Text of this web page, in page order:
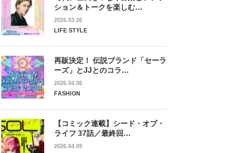
ション＆トークを楽しむ…
2026.03.26
LIFE STYLE
再販決定！ 伝説ブランド「セーラ
ーズ」とJJとのコラ…
2026.04.06
FASHION
【コミック連載】シード・オブ・
ライフ 37話／最終回…
2026.04.09